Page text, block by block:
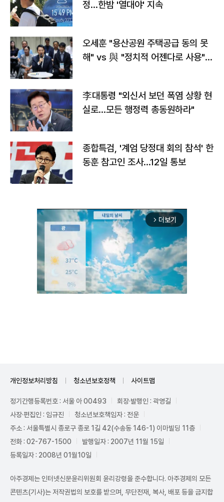
정…한밤 '열대야' 지속
오세훈 "용산공원 주택공급 동의 못
해" vs 與 "정치적 어젠다로 사용"
李대통령 "외신서 보던 폭염 상황 현
실로…모든 행정력 총동원하라"
종합특검, '계엄 당정대 회의 참석' 한
동훈 참고인 조사...12일 통보
arrow_forward_ios 더보기
개인정보처리방침 청소년보호정책 사이트맵
정기간행등록번호 : 서울 아 00493
회장·발행인 : 곽영길
사장·편집인 : 임규진
청소년보호책임자 : 전운
주소 : 서울특별시 종로구 종로 1길 42(수송동 146-1) 이마빌딩 11층
전화 : 02-767-1500
발행일자 : 2007년 11월 15일
등록일자 : 2008년 01월10일
아주경제는 인터넷신문윤리위원회 윤리강령을 준수합니다. 아주경제의 모든
콘텐츠(기사)는 저작권법의 보호를 받으며, 무단전재, 복사, 배포 등을 금지합